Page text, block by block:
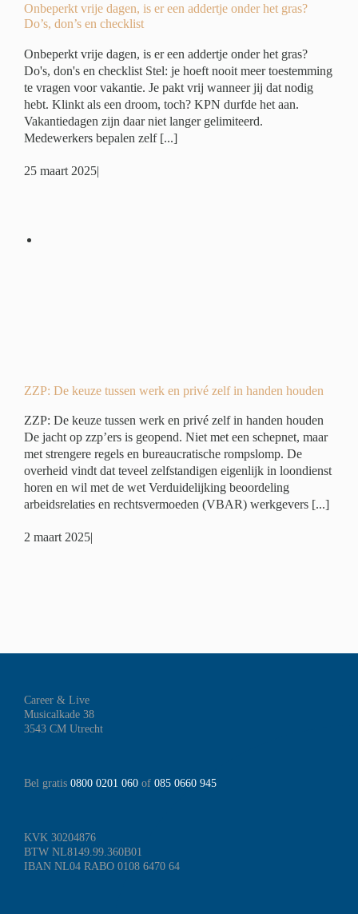
Onbeperkt vrije dagen, is er een addertje onder het gras?
Do’s, don’s en checklist
Onbeperkt vrije dagen, is er een addertje onder het gras?
Do's, don's en checklist Stel: je hoeft nooit meer toestemming
te vragen voor vakantie. Je pakt vrij wanneer jij dat nodig
hebt. Klinkt als een droom, toch? KPN durfde het aan.
Vakantiedagen zijn daar niet langer gelimiteerd.
Medewerkers bepalen zelf [...]
25 maart 2025|
ZZP: De keuze tussen werk en privé zelf in handen houden
ZZP: De keuze tussen werk en privé zelf in handen houden
De jacht op zzp’ers is geopend. Niet met een schepnet, maar
met strengere regels en bureaucratische rompslomp. De
overheid vindt dat teveel zelfstandigen eigenlijk in loondienst
horen en wil met de wet Verduidelijking beoordeling
arbeidsrelaties en rechtsvermoeden (VBAR) werkgevers [...]
2 maart 2025|
Career & Live
Musicalkade 38
3543 CM Utrecht
Bel gratis 0800 0201 060 of 085 0660 945
KVK 30204876
BTW NL8149.99.360B01
IBAN NL04 RABO 0108 6470 64